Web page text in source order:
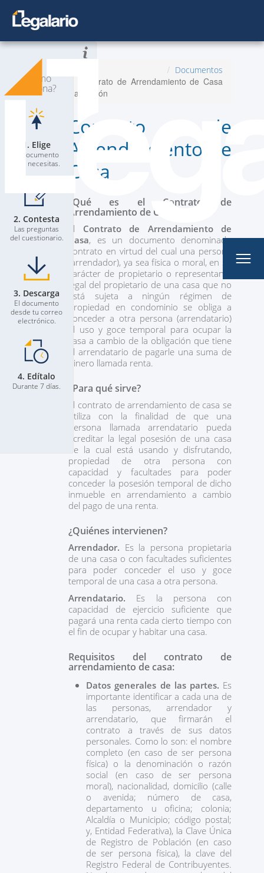
Todos los Documentos
Planes Nuevo
Contacta a un Abogado
¿Cómo
funciona?
1. Elige
El documento
que necesitas.
2. Contesta
Las preguntas
del cuestionario.
3. Descarga
El documento
desde tu correo
electrónico.
4. Edítalo
Durante 7 días.
Documentos
Contrato de Arrendamiento de Casa
Habitación
Contrato de
Arrendamiento de
Casa
¿Qué es el Contrato de
Arrendamiento de Casa?
El Contrato de Arrendamiento de
Casa, es un documento denominado
contrato en virtud del cual una persona
(arrendador), ya sea física o moral, en su
carácter de propietario o representante
legal del propietario de una casa que no
está sujeta a ningún régimen de
propiedad en condominio se obliga a
conceder a otra persona (arrendatario)
el uso y goce temporal para ocupar la
casa a cambio de la obligación que tiene
el arrendatario de pagarle una suma de
dinero llamada renta.
¿Para qué sirve?
El contrato de arrendamiento de casa se
utiliza con la finalidad de que una
persona llamada arrendatario pueda
acreditar la legal posesión de una casa
de la cual está usando y disfrutando,
propiedad de otra persona con
capacidad y facultades para poder
conceder la posesión temporal de dicho
inmueble en arrendamiento a cambio
del pago de una renta.
¿Quiénes intervienen?
Arrendador. Es la persona propietaria
de una casa o con facultades suficientes
para poder conceder el uso y goce
temporal de una casa a otra persona.
Arrendatario. Es la persona con
capacidad de ejercicio suficiente que
pagará una renta cada cierto tiempo con
el fin de ocupar y habitar una casa.
Requisitos del contrato de
arrendamiento de casa:
Datos generales de las partes. Es
importante identificar a cada una de
las personas, arrendador y
arrendatario, que firmarán el
contrato a través de sus datos
personales. Como lo son: el nombre
completo (en caso de ser persona
física) o la denominación o razón
social (en caso de ser persona
moral), nacionalidad, domicilio (calle
o avenida; número de casa,
departamento u oficina; colonia;
Alcaldía o Municipio; código postal;
y, Entidad Federativa), la Clave Única
de Registro de Población (en caso
de ser persona física), la clave del
Registro Federal de Contribuyentes.